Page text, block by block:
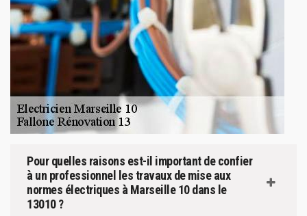
Pour quelles raisons est-il important de confier
à un professionnel les travaux de mise aux
normes électriques à Marseille 10 dans le
13010 ?